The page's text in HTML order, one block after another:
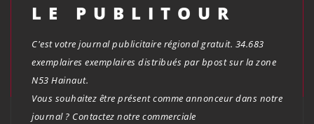
LE PUBLITOUR
C'est votre journal publicitaire régional gratuit. 34.683
exemplaires exemplaires distribués par bpost sur la zone
N53 Hainaut.
Vous souhaitez être présent comme annonceur dans notre
journal ? Contactez notre commerciale